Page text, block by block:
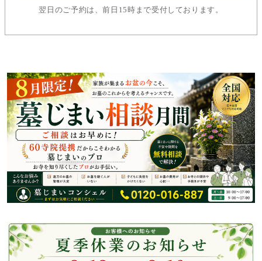
翌日のご予約は、前日15時まで受付しております。